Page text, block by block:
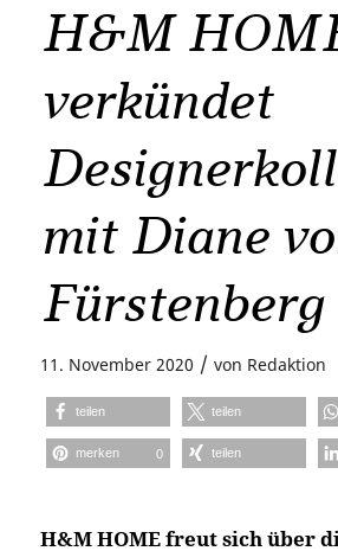
H&M
verkündet
mit Diane
Fürstenberg
11. November 2020 / von Redaktion
teilen teilen
merken 0 teilen
H&M HOME freut sich über